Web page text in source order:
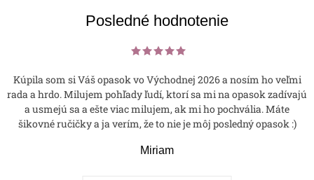
Posledné hodnotenie
Kúpila som si Váš opasok vo Východnej 2026 a nosím ho veľmi
rada a hrdo. Milujem pohľady ľudí, ktorí sa mi na opasok zadívajú
a usmejú sa a ešte viac milujem, ak mi ho pochvália. Máte
šikovné ručičky a ja verím, že to nie je môj posledný opasok :)
Miriam